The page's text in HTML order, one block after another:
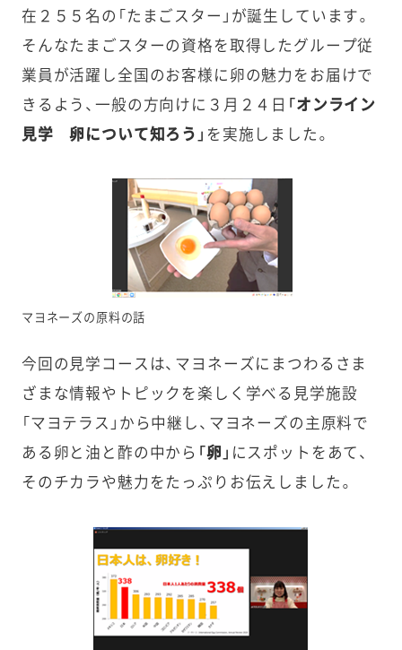
在２５５名の「たまごスター」が誕生しています。
そんなたまごスターの資格を取得したグループ従
業員が活躍し全国のお客様に卵の魅力をお届けで
きるよう、一般の方向けに３月２４日 「オンライン
見学 卵について知ろう」 を実施しました。
マヨネーズの原料の話
今回の見学コースは、マヨネーズにまつわるさま
ざまな情報やトピックを楽しく学べる見学施設
「マヨテラス」から中継し、マヨネーズの主原料で
ある卵と油と酢の中から 「卵」 にスポットをあて、
そのチカラや魅力をたっぷりお伝えしました。